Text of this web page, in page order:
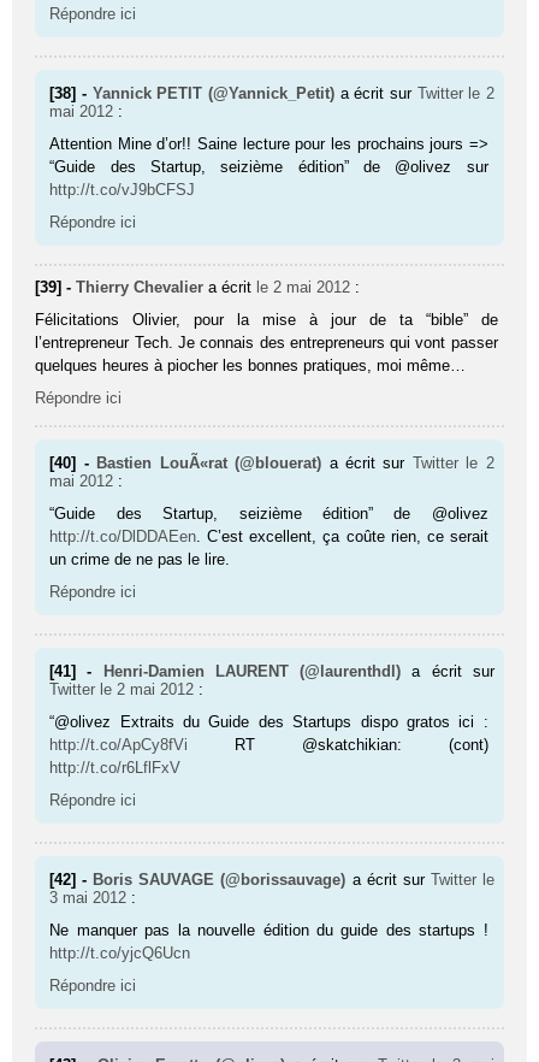
Répondre ici
[38] - Yannick PETIT (@Yannick_Petit) a écrit sur Twitter le 2
mai 2012 :
Attention Mine d’or!! Saine lecture pour les prochains jours =>
“Guide des Startup, seizième édition” de @olivez sur
http://t.co/vJ9bCFSJ
Répondre ici
[39] -Thierry Chevalier a écrit le 2 mai 2012 :
Félicitations Olivier, pour la mise à jour de ta “bible” de
l’entrepreneur Tech. Je connais des entrepreneurs qui vont passer
quelques heures à piocher les bonnes pratiques, moi même…
Répondre ici
[40] - Bastien LouÃ«rat (@blouerat) a écrit sur Twitter
le 2
mai 2012 :
“Guide des Startup, seizième édition” de @olivez
http://t.co/DlDDAEen. C’est excellent, ça coûte rien, ce serait
un crime de ne pas le lire.
Répondre ici
[41] - Henri-Damien LAURENT (@laurenthdl)
a écrit sur
Twitter le 2 mai 2012 :
“@olivez Extraits du Guide des Startups dispo gratos ici :
http://t.co/ApCy8fVi RT @skatchikian: (cont)
http://t.co/r6LflFxV
Répondre ici
[42] - Boris SAUVAGE (@borissauvage) a écrit sur Twitter le
3 mai 2012 :
Ne manquer pas la nouvelle édition du guide des startups !
http://t.co/yjcQ6Ucn
Répondre ici